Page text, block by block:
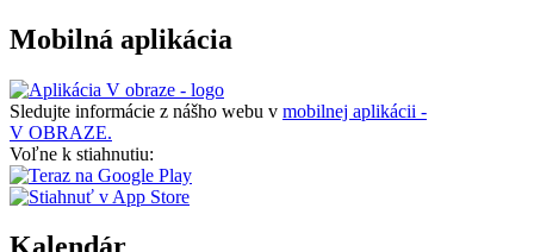
Mobilná aplikácia
Sledujte informácie z nášho webu v mobilnej aplikácii -
V OBRAZE.
Voľne k stiahnutiu: